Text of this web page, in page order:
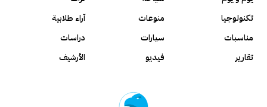
تكنولوجيا
منوعات
آراء طلابية
مناسبات
سيارات
دراسات
تقارير
فيديو الأرشيف